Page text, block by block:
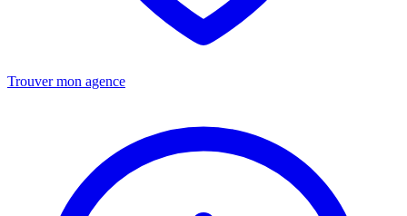
Trouver mon agence